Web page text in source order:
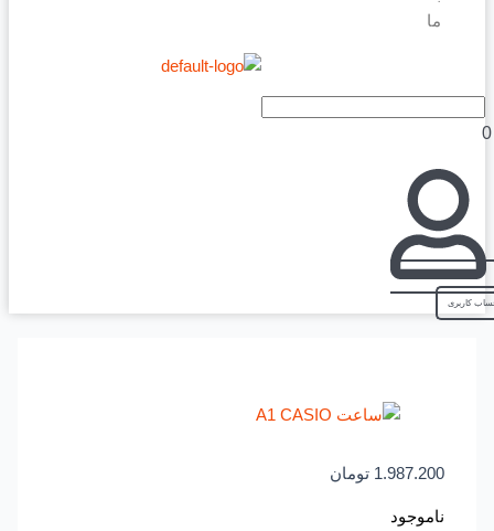
1.987.200 تومان
ناموجود